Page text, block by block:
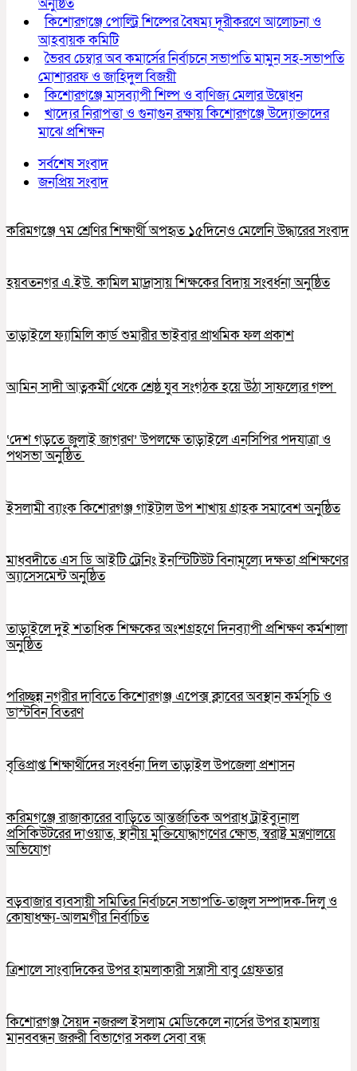
কিশোরগঞ্জে পোল্ট্রি শিল্পের বৈষম্য দূরীকরণে আলোচনা ও
আহবায়ক কমিটি
ভৈরব চেম্বার অব কমার্সের নির্বাচনে সভাপতি মামুন সহ-সভাপতি
মোশাররফ ও জাহিদুল বিজয়ী
কিশোরগঞ্জে মাসব্যাপী শিল্প ও বাণিজ্য মেলার উদ্বোধন
খাদ্যের নিরাপত্তা ও গুনাগুন রক্ষায় কিশোরগঞ্জে উদ্যোক্তাদের
মাঝে প্রশিক্ষন
সর্বশেষ সংবাদ
জনপ্রিয় সংবাদ
করিমগঞ্জে ৭ম শ্রেণির শিক্ষার্থী অপহৃত ১৫দিনেও মেলেনি উদ্ধারের সংবাদ
হয়বতনগর এ.ইউ. কামিল মাদ্রাসায় শিক্ষকের বিদায় সংবর্ধনা অনুষ্ঠিত
তাড়াইলে ফ্যামিলি কার্ড শুমারীর ভাইবার প্রাথমিক ফল প্রকাশ
আমিন সাদী আত্নকর্মী থেকে শ্রেষ্ঠ যুব সংগঠক হয়ে উঠা সাফল্যের গল্প
‘দেশ গড়তে জুলাই জাগরণ’ উপলক্ষে তাড়াইলে এনসিপির পদযাত্রা ও
পথসভা অনুষ্ঠিত
ইসলামী ব্যাংক কিশোরগঞ্জ গাইটাল উপ শাখায় গ্রাহক সমাবেশ অনুষ্ঠিত
মাধবদীতে এস ডি আইটি ট্রেনিং ইনস্টিটিউট বিনামূল্যে দক্ষতা প্রশিক্ষণের
অ্যাসেসমেন্ট অনুষ্ঠিত
তাড়াইলে দুই শতাধিক শিক্ষকের অংশগ্রহণে দিনব্যাপী প্রশিক্ষণ কর্মশালা
অনুষ্ঠিত
পরিচ্ছন্ন নগরীর দাবিতে কিশোরগঞ্জ এপেক্স ক্লাবের অবস্থান কর্মসূচি ও
ডাস্টবিন বিতরণ
বৃত্তিপ্রাপ্ত শিক্ষার্থীদের সংবর্ধনা দিল তাড়াইল উপজেলা প্রশাসন
করিমগঞ্জে রাজাকারের বাড়িতে আন্তর্জাতিক অপরাধ ট্রাইব্যুনাল
প্রসিকিউটরের দাওয়াত, স্থানীয় মুক্তিযোদ্ধাগণের ক্ষোভ, স্বরাষ্ট্র মন্ত্রণালয়ে
অভিযোগ
বড়বাজার ব্যবসায়ী সমিতির নির্বাচনে সভাপতি-তাজুল সম্পাদক-দিলু ও
কোষাধক্ষ্য-আলমগীর নির্বাচিত
ত্রিশালে সাংবাদিকের উপর হামলাকারী সন্ত্রাসী বাবু গ্রেফতার
কিশোরগঞ্জ সৈয়দ নজরুল ইসলাম মেডিকেলে নার্সের উপর হামলায়
মানববন্ধন জরুরী বিভাগের সকল সেবা বন্ধ